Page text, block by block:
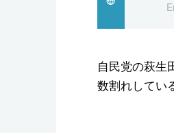
自民党の萩生
数割れしてい